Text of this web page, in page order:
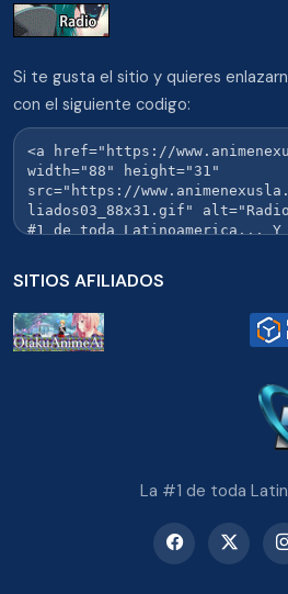
Si te gusta el sitio y quieres
con el siguiente codigo:
SITIOS AFILIADOS
La #1 de toda